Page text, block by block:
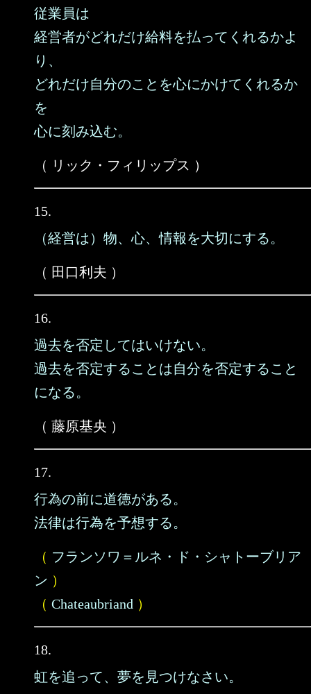
従業員は
経営者がどれだけ給料を払ってくれるかよ
り、
どれだけ自分のことを心にかけてくれるか
を
心に刻み込む。
（ リック・フィリップス ）
15.
（経営は）物、心、情報を大切にする。
（ 田口利夫 ）
16.
過去を否定してはいけない。
過去を否定することは自分を否定すること
になる。
（ 藤原基央 ）
17.
行為の前に道徳がある。
法律は行為を予想する。
（ フランソワ＝ルネ・ド・シャトーブリア
ン ）
（ Chateaubriand ）
18.
虹を追って、夢を見つけなさい。